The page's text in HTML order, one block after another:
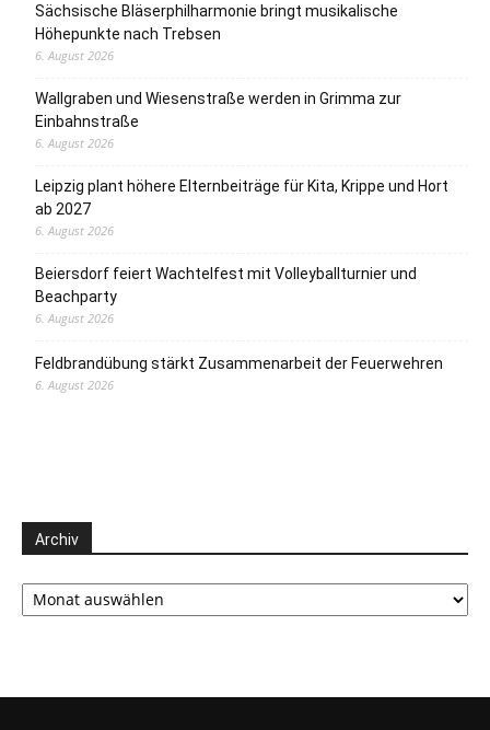
Sächsische Bläserphilharmonie bringt musikalische
Höhepunkte nach Trebsen
6. August 2026
Wallgraben und Wiesenstraße werden in Grimma zur
Einbahnstraße
6. August 2026
Leipzig plant höhere Elternbeiträge für Kita, Krippe und Hort
ab 2027
6. August 2026
Beiersdorf feiert Wachtelfest mit Volleyballturnier und
Beachparty
6. August 2026
Feldbrandübung stärkt Zusammenarbeit der Feuerwehren
6. August 2026
Archiv
Archiv